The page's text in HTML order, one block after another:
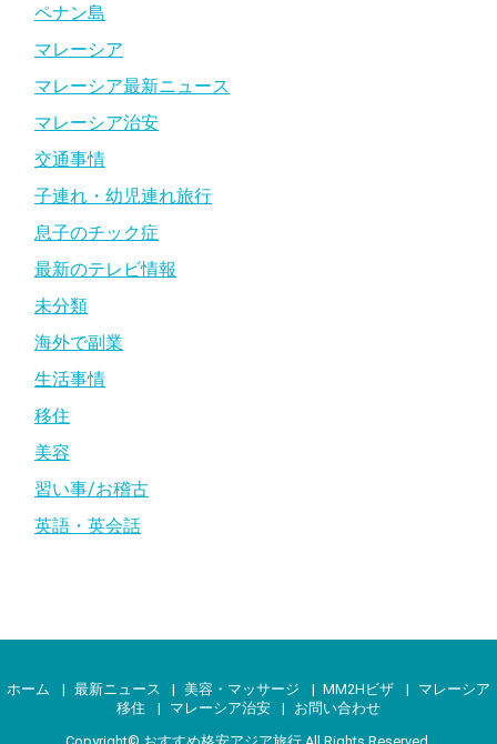
ペナン島
マレーシア
マレーシア最新ニュース
マレーシア治安
交通事情
子連れ・幼児連れ旅行
息子のチック症
最新のテレビ情報
未分類
海外で副業
生活事情
移住
美容
習い事/お稽古
英語・英会話
ホーム 最新ニュース 美容・マッサージ MM2Hビザ
マレーシア
移住
マレーシア治安
お問い合わせ